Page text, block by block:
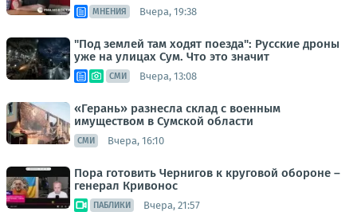
МНЕНИЯ Вчера, 19:38
"Под землей там ходят поезда": Русские дроны
уже на улицах Сум. Что это значит
СМИ Вчера, 13:08
«Герань» разнесла склад с военным
имуществом в Сумской области
СМИ Вчера, 16:10
Пора готовить Чернигов к круговой обороне –
генерал Кривонос
ПАБЛИКИ Вчера, 21:57